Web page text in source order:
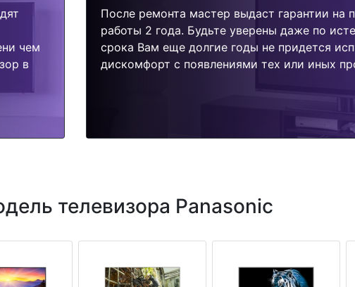
чем
в
После ремонта мастер выдаст гарантии на
работы 2 года. Будьте уверены даже по
срока Вам еще долгие годы не придется
дискомфорт с появлениями тех или иных
телевизора Panasonic